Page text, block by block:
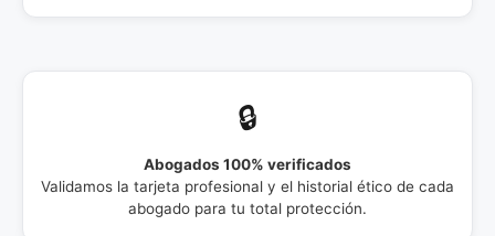
🔒
Abogados 100% verificados
Validamos la tarjeta profesional y el historial ético de cada
abogado para tu total protección.